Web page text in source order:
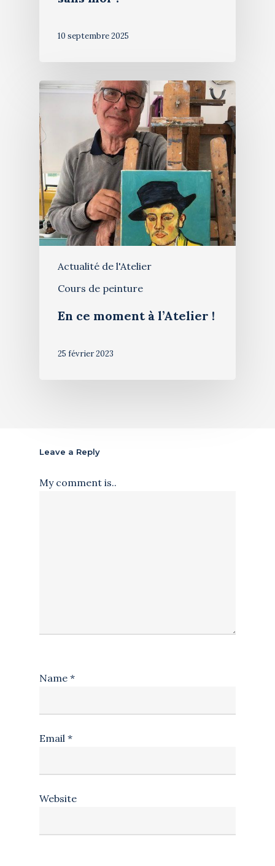
10 septembre 2025
Actualité de l'Atelier
Cours de peinture
En ce moment à l’Atelier !
25 février 2023
Leave a Reply
My comment is..
Name *
Email *
Website